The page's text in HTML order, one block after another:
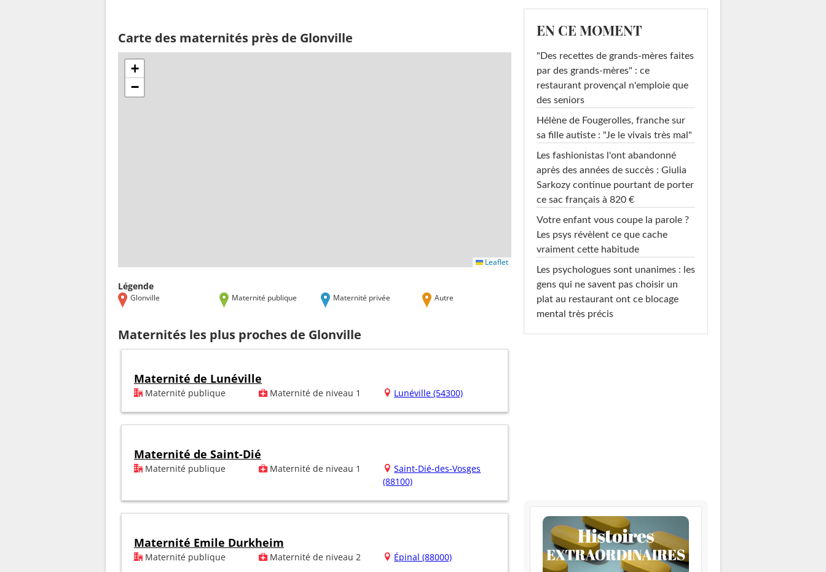
Carte des maternités près de Glonville
+
−
Leaflet
Légende
Glonville Maternité publique Maternité privée Autre
Maternités les plus proches de Glonville
Maternité de Lunéville
Maternité publique Maternité de niveau 1 Lunéville (54300)
Maternité de Saint-Dié
Maternité publique Maternité de niveau 1
Saint-Dié-des-Vosges
(88100)
Maternité Emile Durkheim
Maternité publique Maternité de niveau 2 Épinal (88000)
EN CE MOMENT
"Des recettes de grands-mères faites
par des grands-mères" : ce
restaurant provençal n'emploie que
des seniors
Hélène de Fougerolles, franche sur
sa fille autiste : "Je le vivais très mal"
Les fashionistas l'ont abandonné
après des années de succès : Giulia
Sarkozy continue pourtant de porter
ce sac français à 820 €
Votre enfant vous coupe la parole ?
Les psys révèlent ce que cache
vraiment cette habitude
Les psychologues sont unanimes : les
gens qui ne savent pas choisir un
plat au restaurant ont ce blocage
mental très précis